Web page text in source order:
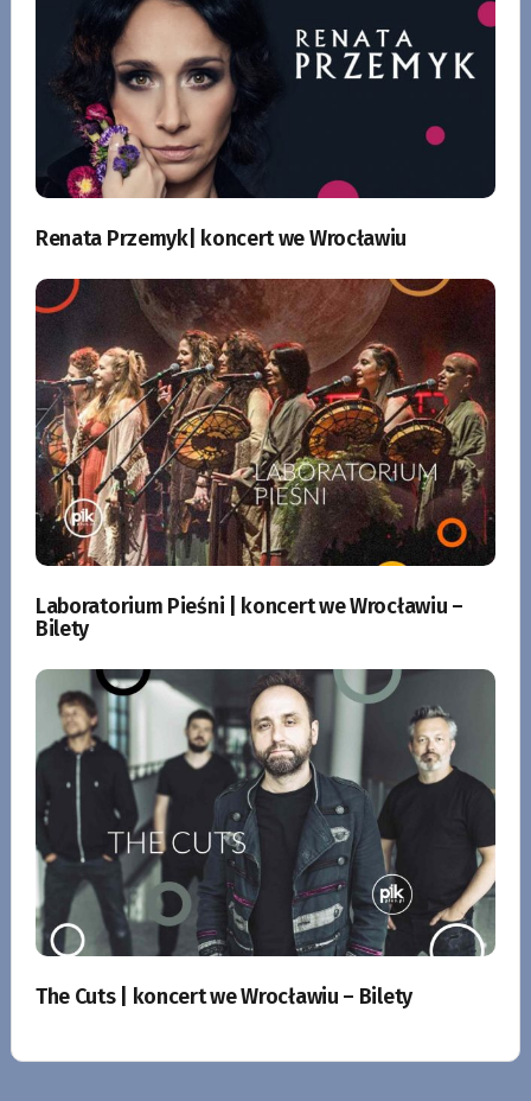
Renata Przemyk| koncert we Wrocławiu
Laboratorium Pieśni | koncert we Wrocławiu –
Bilety
The Cuts | koncert we Wrocławiu – Bilety